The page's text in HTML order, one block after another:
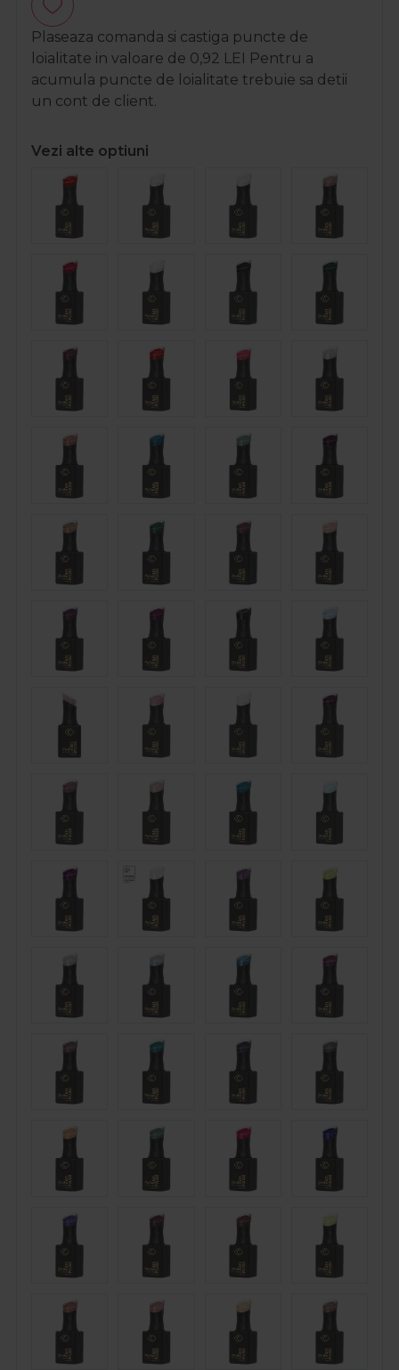
Plaseaza comanda si castiga puncte de
loialitate in valoare de 0,92 LEI
Pentru a
acumula puncte de loialitate trebuie sa detii
un cont de client.
Vezi alte optiuni